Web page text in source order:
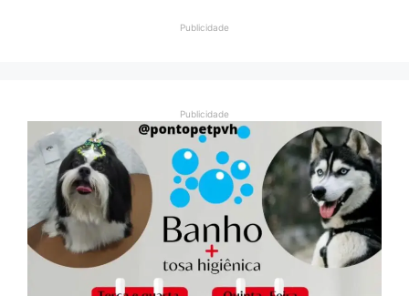
Publicidade
Publicidade